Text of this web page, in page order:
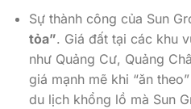
Sự thành công của Sun
tỏa”. Giá đất tại các khu
như Quảng Cư, Quảng
giá mạnh mẽ khi “ăn
du lịch khổng lồ mà Sun